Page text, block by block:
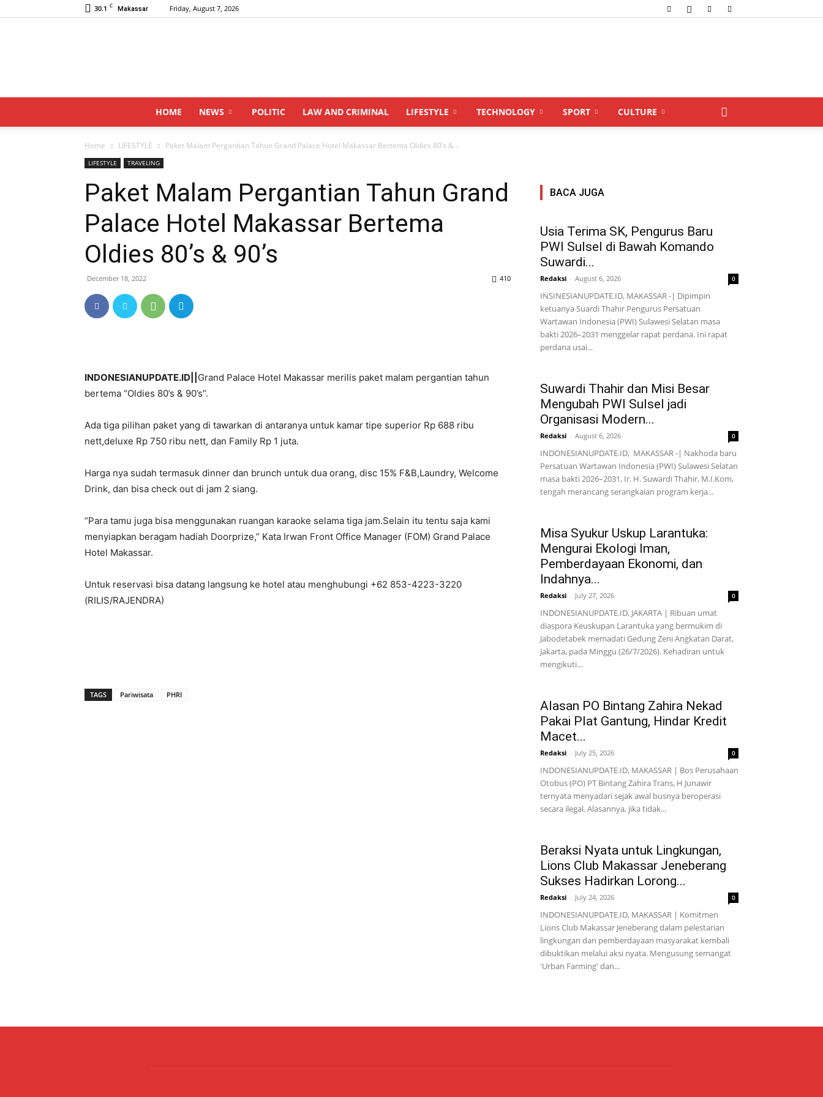
30.1 C Makassar Friday, August 7, 2026
INDONESIANUPDATE.id
HOME NEWS POLITIC LAW AND CRIMINAL LIFESTYLE TECHNOLOGY SPORT CULTURE
Home LIFESTYLE Paket Malam Pergantian Tahun Grand Palace Hotel Makassar Bertema Oldies 80’s &...
LIFESTYLE TRAVELING
Paket Malam Pergantian Tahun Grand
Palace Hotel Makassar Bertema
Oldies 80’s & 90’s
December 18, 2022 410
INDONESIANUPDATE.ID|| Grand Palace Hotel Makassar merilis paket malam pergantian tahun
bertema “Oldies 80’s & 90’s”.
Ada tiga pilihan paket yang di tawarkan di antaranya untuk kamar tipe superior Rp 688 ribu
nett,deluxe Rp 750 ribu nett, dan Family Rp 1 juta.
Harga nya sudah termasuk dinner dan brunch untuk dua orang, disc 15% F&B,Laundry, Welcome
Drink, dan bisa check out di jam 2 siang.
“Para tamu juga bisa menggunakan ruangan karaoke selama tiga jam.Selain itu tentu saja kami
menyiapkan beragam hadiah Doorprize,” Kata Irwan Front Office Manager (FOM) Grand Palace
Hotel Makassar.
Untuk reservasi bisa datang langsung ke hotel atau menghubungi +62 853-4223-3220
(RILIS/RAJENDRA)
TAGS Pariwisata PHRI
BACA JUGA
Usia Terima SK, Pengurus Baru
PWI Sulsel di Bawah Komando
Suwardi...
Redaksi - August 6, 2026 0
INSINESIANUPDATE.ID, MAKASSAR -| Dipimpin
ketuanya Suardi Thahir Pengurus Persatuan
Wartawan Indonesia (PWI) Sulawesi Selatan masa
bakti 2026–2031 menggelar rapat perdana. Ini rapat
perdana usai...
Suwardi Thahir dan Misi Besar
Mengubah PWI Sulsel jadi
Organisasi Modern...
Redaksi - August 6, 2026 0
INDONESIANUPDATE.ID, MAKASSAR -| Nakhoda baru
Persatuan Wartawan Indonesia (PWI) Sulawesi Selatan
masa bakti 2026–2031, Ir. H. Suwardi Thahir, M.I.Kom,
tengah merancang serangkaian program kerja...
Misa Syukur Uskup Larantuka:
Mengurai Ekologi Iman,
Pemberdayaan Ekonomi, dan
Indahnya...
Redaksi - July 27, 2026 0
INDONESIANUPDATE.ID, JAKARTA | Ribuan umat
diaspora Keuskupan Larantuka yang bermukim di
Jabodetabek memadati Gedung Zeni Angkatan Darat,
Jakarta, pada Minggu (26/7/2026). Kehadiran untuk
mengikuti...
Alasan PO Bintang Zahira Nekad
Pakai Plat Gantung, Hindar Kredit
Macet...
Redaksi - July 25, 2026 0
INDONESIANUPDATE.ID, MAKASSAR | Bos Perusahaan
Otobus (PO) PT Bintang Zahira Trans, H Junawir
ternyata menyadari sejak awal busnya beroperasi
secara ilegal. Alasannya, jika tidak...
Beraksi Nyata untuk Lingkungan,
Lions Club Makassar Jeneberang
Sukses Hadirkan Lorong...
Redaksi - July 24, 2026 0
INDONESIANUPDATE.ID, MAKASSAR | Komitmen
Lions Club Makassar Jeneberang dalam pelestarian
lingkungan dan pemberdayaan masyarakat kembali
dibuktikan melalui aksi nyata. Mengusung semangat
'Urban Farming' dan...